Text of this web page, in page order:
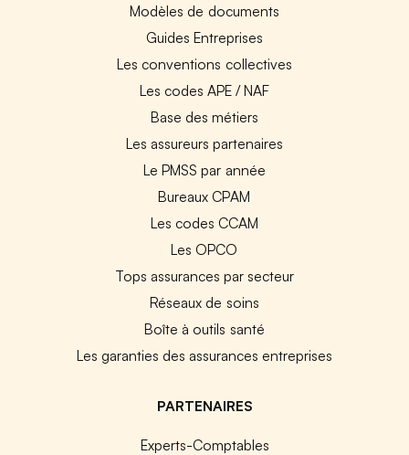
Modèles de documents
Guides Entreprises
Les conventions collectives
Les codes APE / NAF
Base des métiers
Les assureurs partenaires
Le PMSS par année
Bureaux CPAM
Les codes CCAM
Les OPCO
Tops assurances par secteur
Réseaux de soins
Boîte à outils santé
Les garanties des assurances entreprises
PARTENAIRES
Experts-Comptables